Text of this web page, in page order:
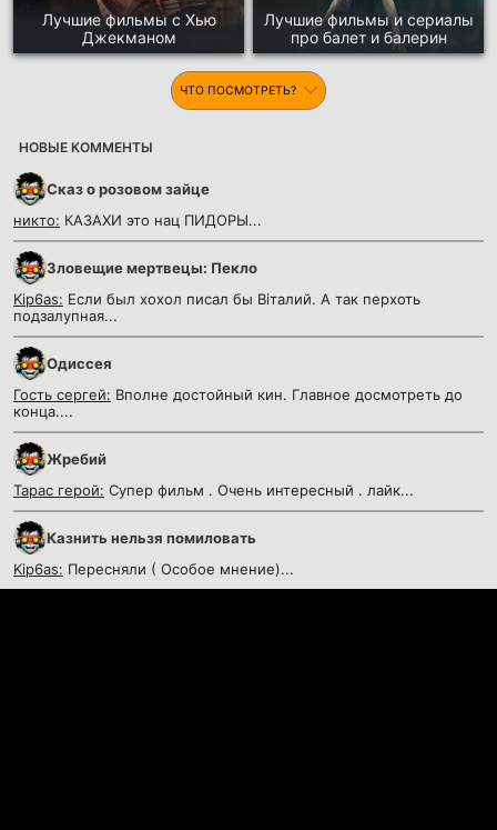
Лучшие фильмы с Хью
Джекманом
Лучшие фильмы и сериалы
про балет и балерин
ЧТО ПОСМОТРЕТЬ?
НОВЫЕ КОММЕНТЫ
Сказ о розовом зайце
никто: КАЗАХИ это нац ПИДОРЫ...
Зловещие мертвецы: Пекло
Kip6as: Если был хохол писал бы Вiталий. А так перхоть
подзалупная...
Одиссея
Гость сергей: Вполне достойный кин. Главное досмотреть до
конца....
Жребий
Тарас герой: Супер фильм . Очень интересный . лайк...
Казнить нельзя помиловать
Kip6as: Пересняли ( Особое мнение)...